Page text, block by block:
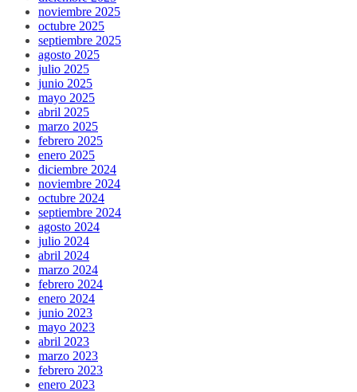
noviembre 2025
octubre 2025
septiembre 2025
agosto 2025
julio 2025
junio 2025
mayo 2025
abril 2025
marzo 2025
febrero 2025
enero 2025
diciembre 2024
noviembre 2024
octubre 2024
septiembre 2024
agosto 2024
julio 2024
abril 2024
marzo 2024
febrero 2024
enero 2024
junio 2023
mayo 2023
abril 2023
marzo 2023
febrero 2023
enero 2023